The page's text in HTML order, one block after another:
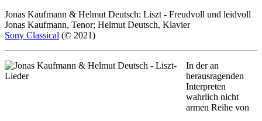
Jonas Kaufmann & Helmut Deutsch: Liszt - Freudvoll und leidvoll
Jonas Kaufmann, Tenor; Helmut Deutsch, Klavier
Sony Classical (© 2021)
In der an
herausragenden
Interpreten
wahrlich nicht
armen Reihe von